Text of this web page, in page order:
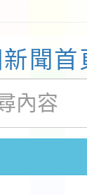
國家
性（
練執
年金
115學
招考
「桃
聞首